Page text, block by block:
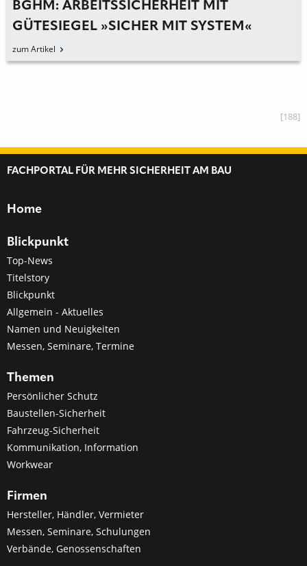
BGHM: ARBEITSSICHERHEIT MIT
GÜTESIEGEL »SICHER MIT SYSTEM«
AUSGEZEICHNET
zum Artikel
[188]
FACHPORTAL FÜR MEHR SICHERHEIT AM BAU
Home
Blickpunkt
Top-News
Titelstory
Blickpunkt
Allgemein - Aktuelles
Namen und Neuigkeiten
Messen, Seminare, Termine
Themen
Persönlicher Schutz
Baustellen-Sicherheit
Fahrzeug-Sicherheit
Kommunikation, Information
Workwear
Firmen
Hersteller, Händler, Vermieter
Messen, Seminare, Schulungen
Verbände, Genossenschaften